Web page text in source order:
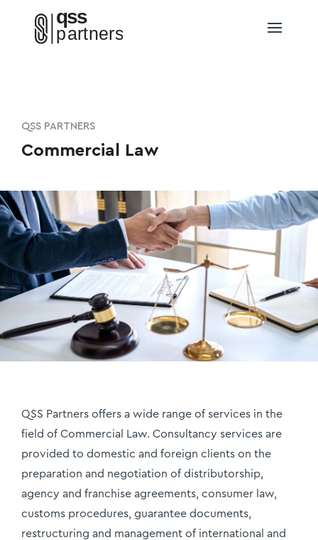
QSS PARTNERS
Commercial Law
QSS Partners offers a wide range of services in the
field of Commercial Law. Consultancy services are
provided to domestic and foreign clients on the
preparation and negotiation of distributorship,
agency and franchise agreements, consumer law,
customs procedures, guarantee documents,
restructuring and management of international and